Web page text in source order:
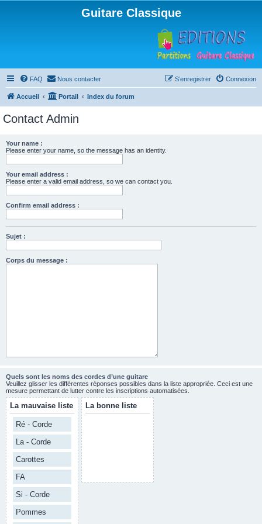
Guitare Classique
FAQ Nous contacter Connexion
S’enregistrer
Accueil Portail Index du forum
Contact Admin
Your name :
Please enter your name, so the message has an identity.
Your email address :
Please enter a valid email address, so we can contact you.
Confirm email address :
Sujet :
Corps du message :
Quels sont les noms des cordes d’une guitare
Veuillez glisser les différentes réponses possibles dans la liste appropriée. Ceci est une
mesure permettant de lutter contre les inscriptions automatisées.
La mauvaise liste
Ré - Corde
La - Corde
Carottes
FA
Si - Corde
Pommes
La bonne liste